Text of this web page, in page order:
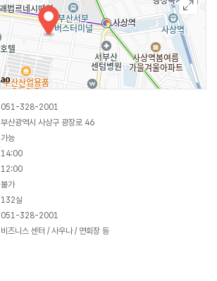
051-328-2001
부산광역시 사상구 광장로 46
가능
14:00
12:00
불가
132실
051-328-2001
비즈니스 센터 / 사우나 / 연회장 등